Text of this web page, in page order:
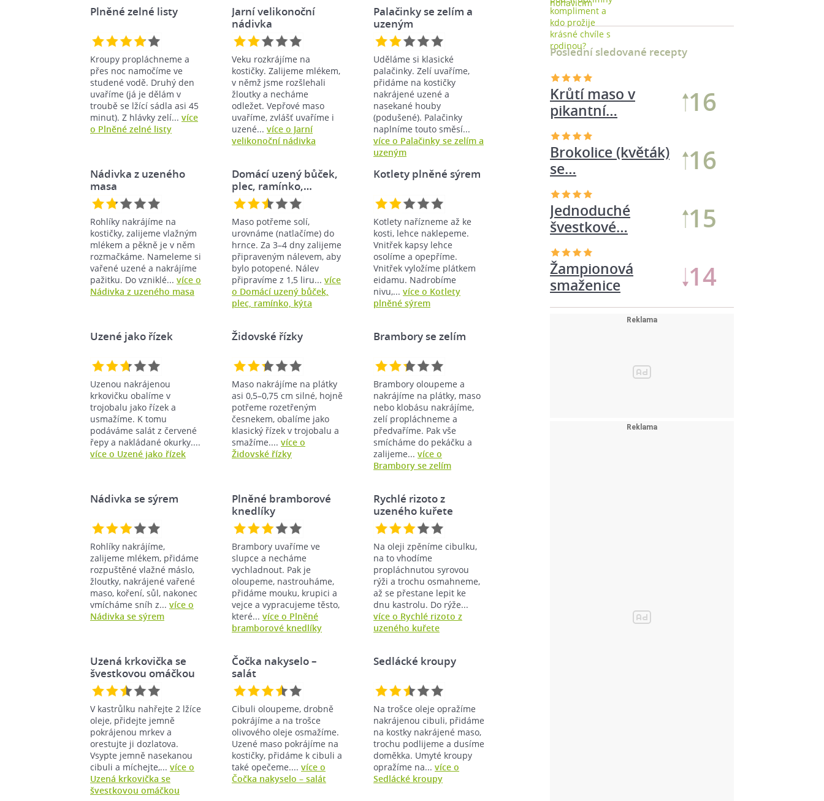
Plněné zelné listy
Kroupy propláchneme a
přes noc namočíme ve
studené vodě. Druhý den
uvaříme (já je dělám v
troubě se lžící sádla asi 45
minut). Z hlávky zelí... více
o Plněné zelné listy
Jarní velikonoční
nádivka
Veku rozkrájíme na
kostičky. Zalijeme mlékem,
v němž jsme rozšlehali
žloutky a necháme
odležet. Vepřové maso
uvaříme, zvlášť uvaříme i
uzené... více o Jarní
velikonoční nádivka
Palačinky se zelím a
uzeným
Uděláme si klasické
palačinky. Zelí uvaříme,
přidáme na kostičky
nakrájené uzené a
nasekané houby
(podušené). Palačinky
naplníme touto směsí...
více o Palačinky se zelím a
uzeným
Nádivka z uzeného
masa
Rohlíky nakrájíme na
kostičky, zalijeme vlažným
mlékem a pěkně je v něm
rozmačkáme. Nameleme si
vařené uzené a nakrájíme
pažitku. Do vzniklé... více o
Nádivka z uzeného masa
Domácí uzený bůček,
plec, ramínko,…
Maso potřeme solí,
urovnáme (natlačíme) do
hrnce. Za 3–4 dny zalijeme
připraveným nálevem, aby
bylo potopené. Nálev
připravíme z 1,5 liru... více
o Domácí uzený bůček,
plec, ramínko, kýta
Kotlety plněné sýrem
Kotlety nařízneme až ke
kosti, lehce naklepeme.
Vnitřek kapsy lehce
osolíme a opepříme.
Vnitřek vyložíme plátkem
eidamu. Nadrobíme
nivu,... více o Kotlety
plněné sýrem
Uzené jako řízek
Uzenou nakrájenou
krkovičku obalíme v
trojobalu jako řízek a
usmažíme. K tomu
podáváme salát z červené
řepy a nakládané okurky....
více o Uzené jako řízek
Židovské řízky
Maso nakrájíme na plátky
asi 0,5–0,75 cm silné, hojně
potřeme rozetřeným
česnekem, obalíme jako
klasický řízek v trojobalu a
smažíme.... více o
Židovské řízky
Brambory se zelím
Brambory oloupeme a
nakrájíme na plátky, maso
nebo klobásu nakrájíme,
zelí propláchneme a
předvaříme. Pak vše
smícháme do pekáčku a
zalijeme... více o
Brambory se zelím
Nádivka se sýrem
Rohlíky nakrájíme,
zalijeme mlékem, přidáme
rozpuštěné vlažné máslo,
žloutky, nakrájené vařené
maso, koření, sůl, nakonec
vmícháme sníh z... více o
Nádivka se sýrem
Plněné bramborové
knedlíky
Brambory uvaříme ve
slupce a necháme
vychladnout. Pak je
oloupeme, nastrouháme,
přidáme mouku, krupici a
vejce a vypracujeme těsto,
které... více o Plněné
bramborové knedlíky
Rychlé rizoto z
uzeného kuřete
Na oleji zpěníme cibulku,
na to vhodíme
propláchnutou syrovou
rýži a trochu osmahneme,
až se přestane lepit ke
dnu kastrolu. Do rýže...
více o Rychlé rizoto z
uzeného kuřete
Uzená krkovička se
švestkovou omáčkou
V kastrůlku nahřejte 2 lžíce
oleje, přidejte jemně
pokrájenou mrkev a
orestujte ji dozlatova.
Vsypte jemně nasekanou
cibuli a míchejte,... více o
Uzená krkovička se
švestkovou omáčkou
Čočka nakyselo –
salát
Cibuli oloupeme, drobně
pokrájíme a na trošce
olivového oleje osmažíme.
Uzené maso pokrájíme na
kostičky, přidáme k cibuli a
také opečeme.... více o
Čočka nakyselo – salát
Sedlácké kroupy
Na trošce oleje opražíme
nakrájenou cibuli, přidáme
na kostky nakrájené maso,
trochu podlijeme a dusíme
doměkka. Umyté kroupy
opražíme na... více o
Sedlácké kroupy
Poslední sledované recepty
Žampionová
smaženice
16
Krůtí maso v
pikantní…
14
Jednoduché
švestkové…
13
Brokolice (květák)
se…
16